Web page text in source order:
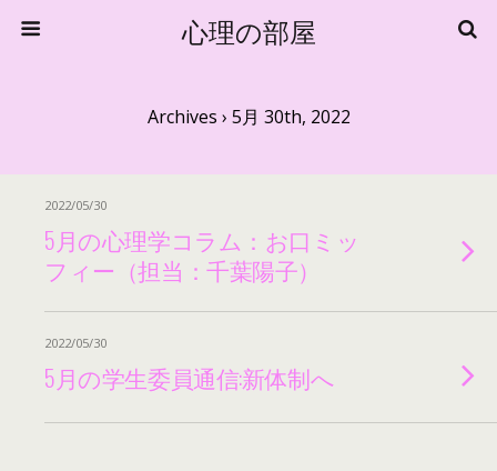
心理の部屋
Archives › 5月 30th, 2022
2022/05/30
5月の心理学コラム：お口ミッ
フィー（担当：千葉陽子）
2022/05/30
5月の学生委員通信:新体制へ